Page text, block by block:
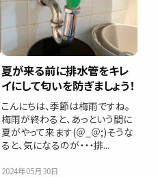
夏が来る前に排水管をキレ
イにして匂いを防ぎましょう！
こんにちは、季節は梅雨ですね。
梅雨が終わると、あっという間に
夏がやって来ます(＠_＠;)そうな
ると、気になるのが・・・排...
2024年05月30日